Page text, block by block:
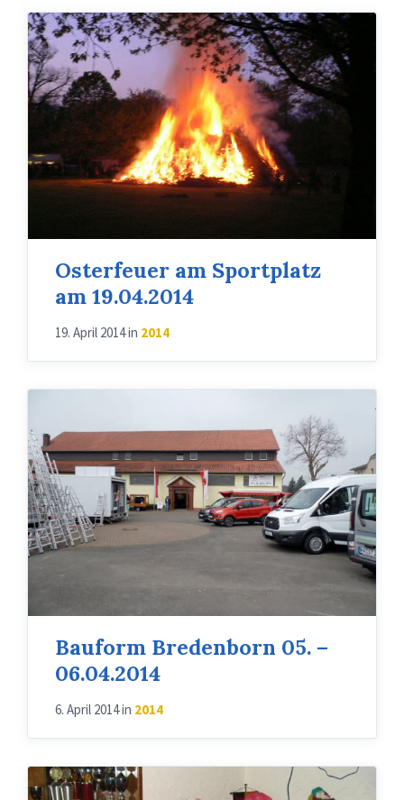
Osterfeuer am Sportplatz
am 19.04.2014
19. April 2014in 2014
Bauform Bredenborn 05. –
06.04.2014
6. April 2014in 2014